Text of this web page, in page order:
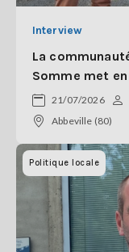
Interview
La
Somme met
21/07/2026
Abbeville (80)
Politique locale